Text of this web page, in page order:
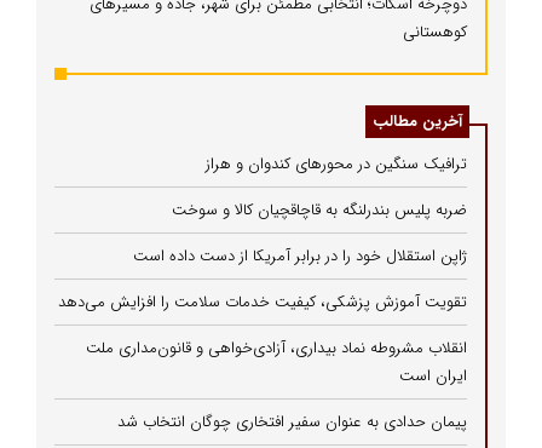
کوهستانی
آخرین مطالب
ترافیک سنگین در محورهای کندوان و هراز
ضربه پلیس بندرلنگه به قاچاقچیان کالا و سوخت
ژاپن استقلال خود را در برابر آمریکا از دست داده است
تقویت آموزش پزشکی، کیفیت خدمات سلامت را افزایش می‌دهد
انقلاب مشروطه نماد بیداری، آزادی‌خواهی و قانون‌مداری ملت
ایران است
پیمان حدادی به عنوان سفیر افتخاری چوگان انتخاب شد